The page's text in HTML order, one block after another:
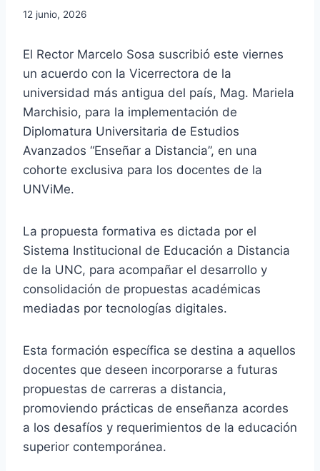
12 junio, 2026
El Rector Marcelo Sosa suscribió este viernes
un acuerdo con la Vicerrectora de la
universidad más antigua del país, Mag. Mariela
Marchisio, para la implementación de
Diplomatura Universitaria de Estudios
Avanzados “Enseñar a Distancia”, en una
cohorte exclusiva para los docentes de la
UNViMe.
La propuesta formativa es dictada por el
Sistema Institucional de Educación a Distancia
de la UNC, para acompañar el desarrollo y
consolidación de propuestas académicas
mediadas por tecnologías digitales.
Esta formación específica se destina a aquellos
docentes que deseen incorporarse a futuras
propuestas de carreras a distancia,
promoviendo prácticas de enseñanza acordes
a los desafíos y requerimientos de la educación
superior contemporánea.